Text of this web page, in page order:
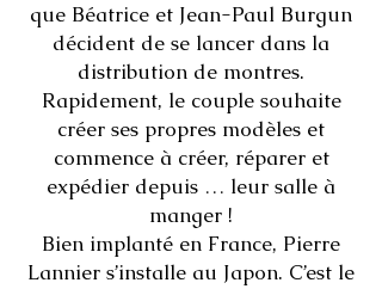
que Béatrice et Jean-Paul Burgun
décident de se lancer dans la
distribution de montres.
Rapidement, le couple souhaite
créer ses propres modèles et
commence à créer, réparer et
expédier depuis … leur salle à
manger !
Bien implanté en France, Pierre
Lannier s’installe au Japon. C’est le